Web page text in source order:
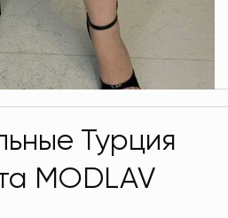
Турция
MODLAV